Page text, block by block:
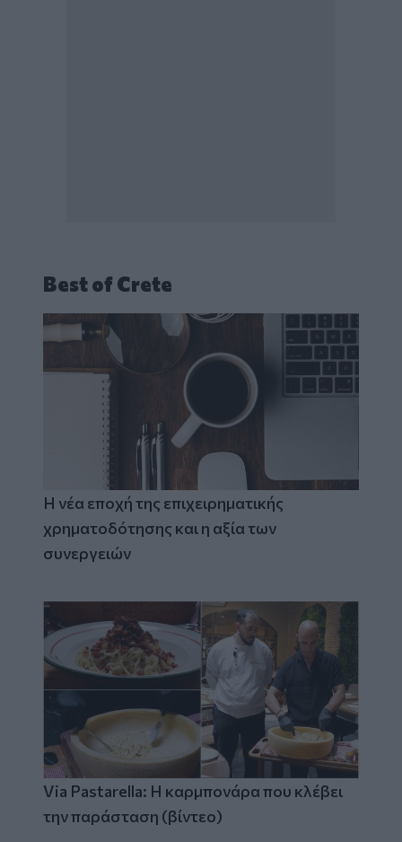
Best of Crete
Η νέα εποχή της επιχειρηματικής
χρηματοδότησης και η αξία των
συνεργειών
Via Pastarella: Η καρμπονάρα που κλέβει
την παράσταση (βίντεο)